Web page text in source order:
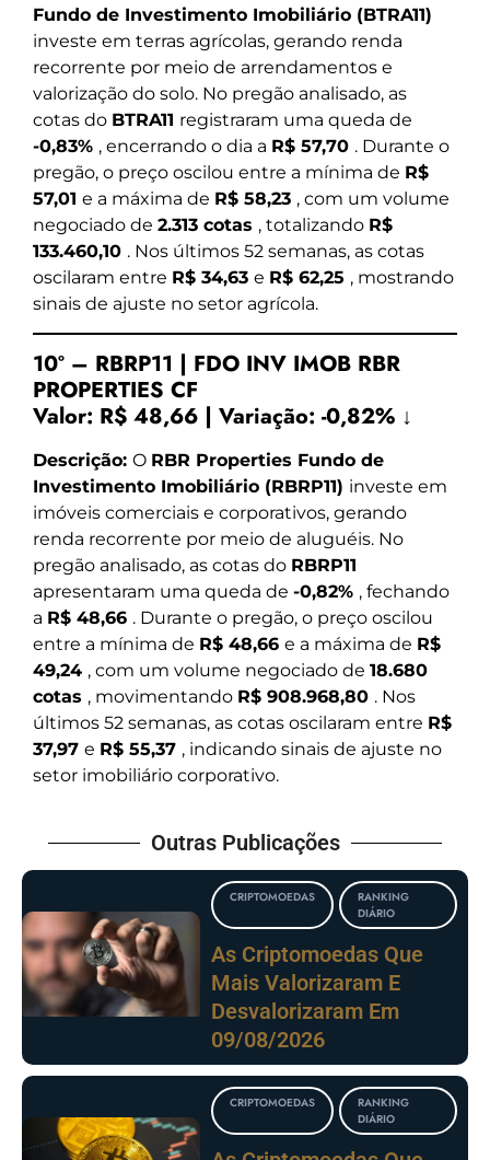
Fundo de Investimento Imobiliário (BTRA11)
investe em terras agrícolas, gerando renda
recorrente por meio de arrendamentos e
valorização do solo. No pregão analisado, as
cotas do BTRA11 registraram uma queda de
-0,83% , encerrando o dia a R$ 57,70 . Durante o
pregão, o preço oscilou entre a mínima de R$
57,01 e a máxima de R$ 58,23 , com um volume
negociado de 2.313 cotas , totalizando R$
133.460,10 . Nos últimos 52 semanas, as cotas
oscilaram entre R$ 34,63 e R$ 62,25 , mostrando
sinais de ajuste no setor agrícola.
10º – RBRP11 | FDO INV IMOB RBR
PROPERTIES CF
Valor: R$ 48,66 | Variação: -0,82% ↓
Descrição: O RBR Properties Fundo de
Investimento Imobiliário (RBRP11) investe em
imóveis comerciais e corporativos, gerando
renda recorrente por meio de aluguéis. No
pregão analisado, as cotas do RBRP11
apresentaram uma queda de -0,82% , fechando
a R$ 48,66 . Durante o pregão, o preço oscilou
entre a mínima de R$ 48,66 e a máxima de R$
49,24 , com um volume negociado de 18.680
cotas , movimentando R$ 908.968,80 . Nos
últimos 52 semanas, as cotas oscilaram entre R$
37,97 e R$ 55,37 , indicando sinais de ajuste no
setor imobiliário corporativo.
Outras Publicações
CRIPTOMOEDAS
RANKING
DIÁRIO
As Criptomoedas Que
Mais Valorizaram E
Desvalorizaram Em
09/08/2026
CRIPTOMOEDAS
RANKING
DIÁRIO